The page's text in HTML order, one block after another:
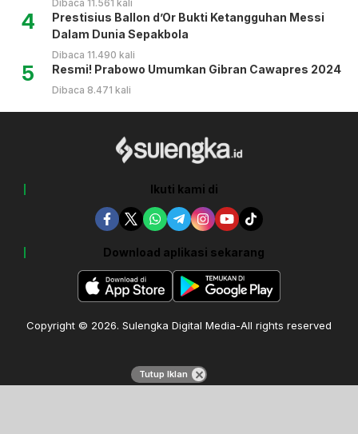
Dibaca 11.561 kali
4
Prestisius Ballon d’Or Bukti Ketangguhan Messi
Dalam Dunia Sepakbola
Dibaca 11.490 kali
5 Resmi! Prabowo Umumkan Gibran Cawapres 2024
Dibaca 8.471 kali
Ikuti kami di
Download aplikasi sekarang
Copyright © 2026. Sulengka Digital Media-All rights reserved
Tutup Iklan